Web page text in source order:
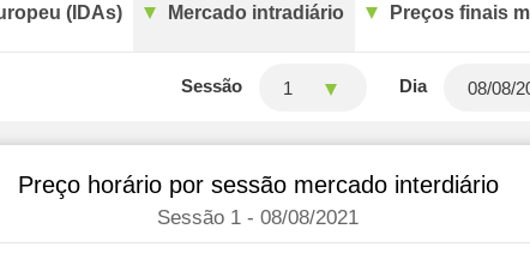
(IDAs) Mercado intradiário Preços finais
Sessão 1 Dia
Preço horário por sessão mercado interdiário
Sessão 1 - 08/08/2021